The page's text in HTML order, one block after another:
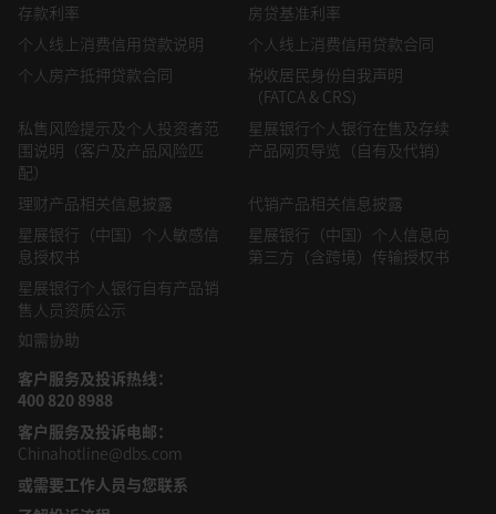
存款利率
房贷基准利率
个人线上消费信用贷款说明
个人线上消费信用贷款合同
个人房产抵押贷款合同
税收居民身份自我声明
（FATCA & CRS）
私售风险提示及个人投资者范
围说明（客户及产品风险匹
配）
星展银行个人银行在售及存续
产品网页导览（自有及代销）
理财产品相关信息披露
代销产品相关信息披露
星展银行（中国）个人敏感信
息授权书
星展银行（中国）个人信息向
第三方（含跨境）传输授权书
星展银行个人银行自有产品销
售人员资质公示
如需协助
客户服务及投诉热线：
400 820 8988
客户服务及投诉电邮：
Chinahotline@dbs.com
或需要工作人员与您联系